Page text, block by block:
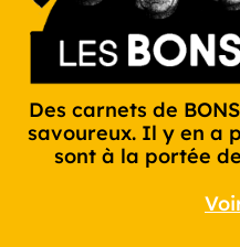
Des carnets de
savoureux. Il y en a
sont à la portée